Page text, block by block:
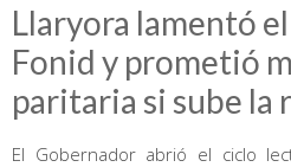
Llaryora lamentó
Fonid y prometió
paritaria si sube la
El Gobernador abrió el ciclo